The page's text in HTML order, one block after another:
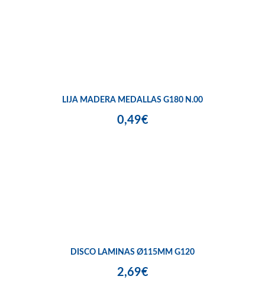
LIJA MADERA MEDALLAS G180 N.00
0,49€
DISCO LAMINAS Ø115MM G120
2,69€